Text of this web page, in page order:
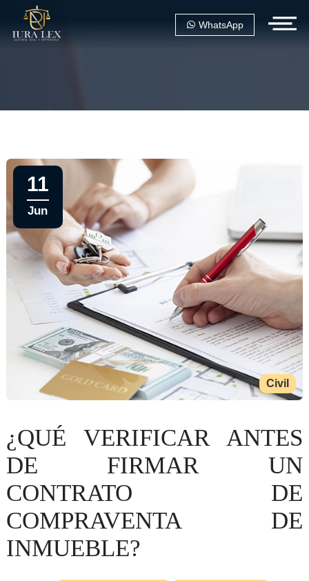
WhatsApp
Civil
11
Jun
¿QUÉ VERIFICAR ANTES
DE FIRMAR UN
CONTRATO DE
COMPRAVENTA DE
INMUEBLE?